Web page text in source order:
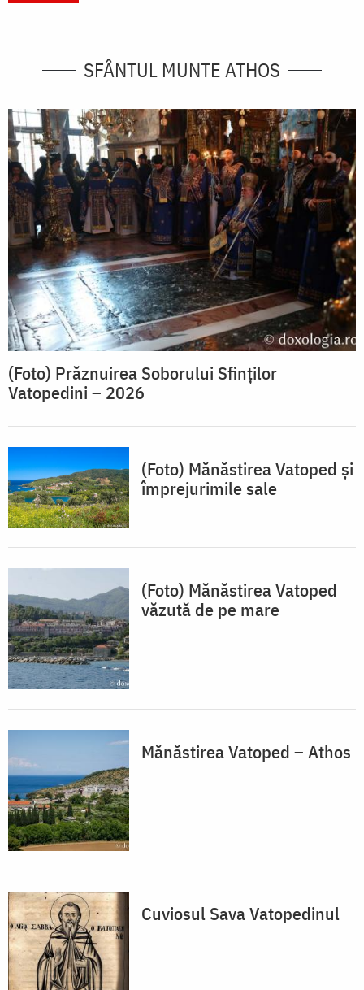
SFÂNTUL MUNTE ATHOS
(Foto) Prăznuirea Soborului Sfinților
Vatopedini – 2026
(Foto) Mănăstirea Vatoped și
împrejurimile sale
(Foto) Mănăstirea Vatoped
văzută de pe mare
Mănăstirea Vatoped – Athos
Cuviosul Sava Vatopedinul